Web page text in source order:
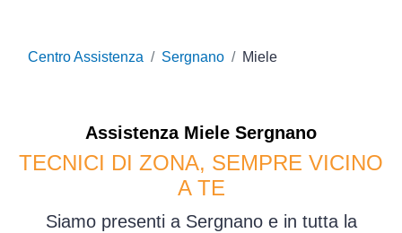
Centro Assistenza Sergnano Miele
Assistenza Miele Sergnano
TECNICI DI ZONA, SEMPRE VICINO
A TE
Siamo presenti a Sergnano e in tutta la